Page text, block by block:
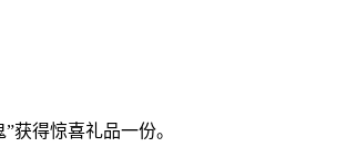
获得惊喜礼品一份。